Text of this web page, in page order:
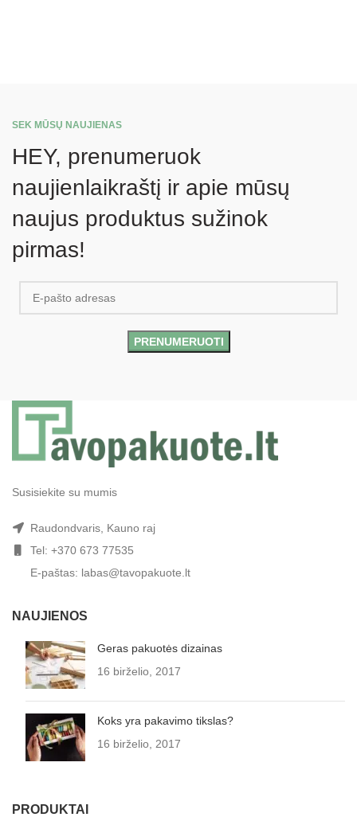
SEK MŪSŲ NAUJIENAS
HEY, prenumeruok
naujienlaikraštį ir apie mūsų
naujus produktus sužinok
pirmas!
Susisiekite su mumis
Raudondvaris, Kauno raj
Tel: +370 673 77535
E-paštas: labas@tavopakuote.lt
NAUJIENOS
Geras pakuotės dizainas
16 birželio, 2017
Koks yra pakavimo tikslas?
16 birželio, 2017
PRODUKTAI